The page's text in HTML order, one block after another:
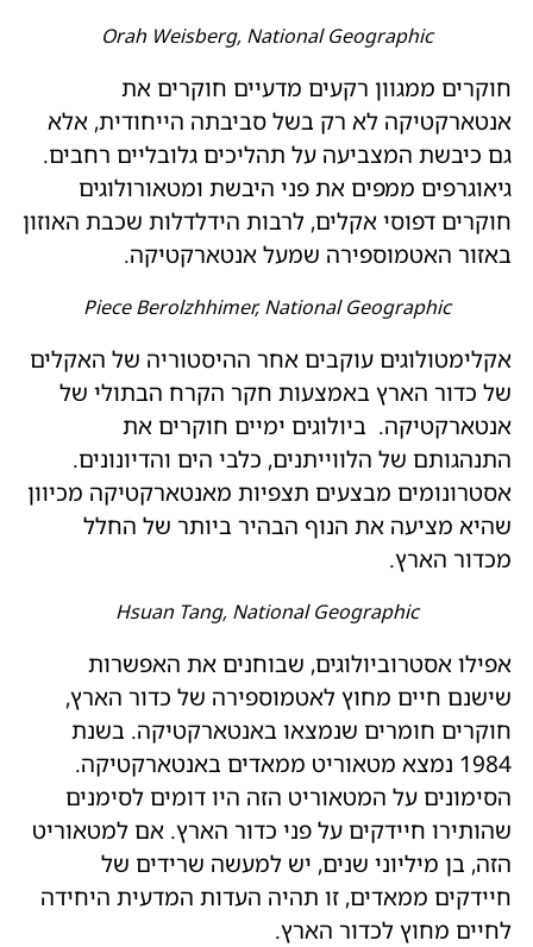
Orah Weisberg, National Geographic
חוקרים ממגוון רקעים מדעיים חוקרים את
אנטארקטיקה לא רק בשל סביבתה הייחודית, אלא
גם כיבשת המצביעה על תהליכים גלובליים רחבים.
גיאוגרפים ממפים את פני היבשת ומטאורולוגים
חוקרים דפוסי אקלים, לרבות הידלדלות שכבת האוזון
באזור האטמוספירה שמעל אנטארקטיקה.
Piece Berolzhhimer, National Geographic
אקלימטולוגים עוקבים אחר ההיסטוריה של האקלים
של כדור הארץ באמצעות חקר הקרח הבתולי של
אנטארקטיקה. ביולוגים ימיים חוקרים את
התנהגותם של הלווייתנים, כלבי הים והדיונונים.
אסטרונומים מבצעים תצפיות מאנטארקטיקה מכיוון
שהיא מציעה את הנוף הבהיר ביותר של החלל
מכדור הארץ.
Hsuan Tang, National Geographic
אפילו אסטרוביולוגים, שבוחנים את האפשרות
שישנם חיים מחוץ לאטמוספירה של כדור הארץ,
חוקרים חומרים שנמצאו באנטארקטיקה. בשנת
1984 נמצא מטאוריט ממאדים באנטארקטיקה.
הסימונים על המטאוריט הזה היו דומים לסימנים
שהותירו חיידקים על פני כדור הארץ. אם למטאוריט
הזה, בן מיליוני שנים, יש למעשה שרידים של
חיידקים ממאדים, זו תהיה העדות המדעית היחידה
לחיים מחוץ לכדור הארץ.